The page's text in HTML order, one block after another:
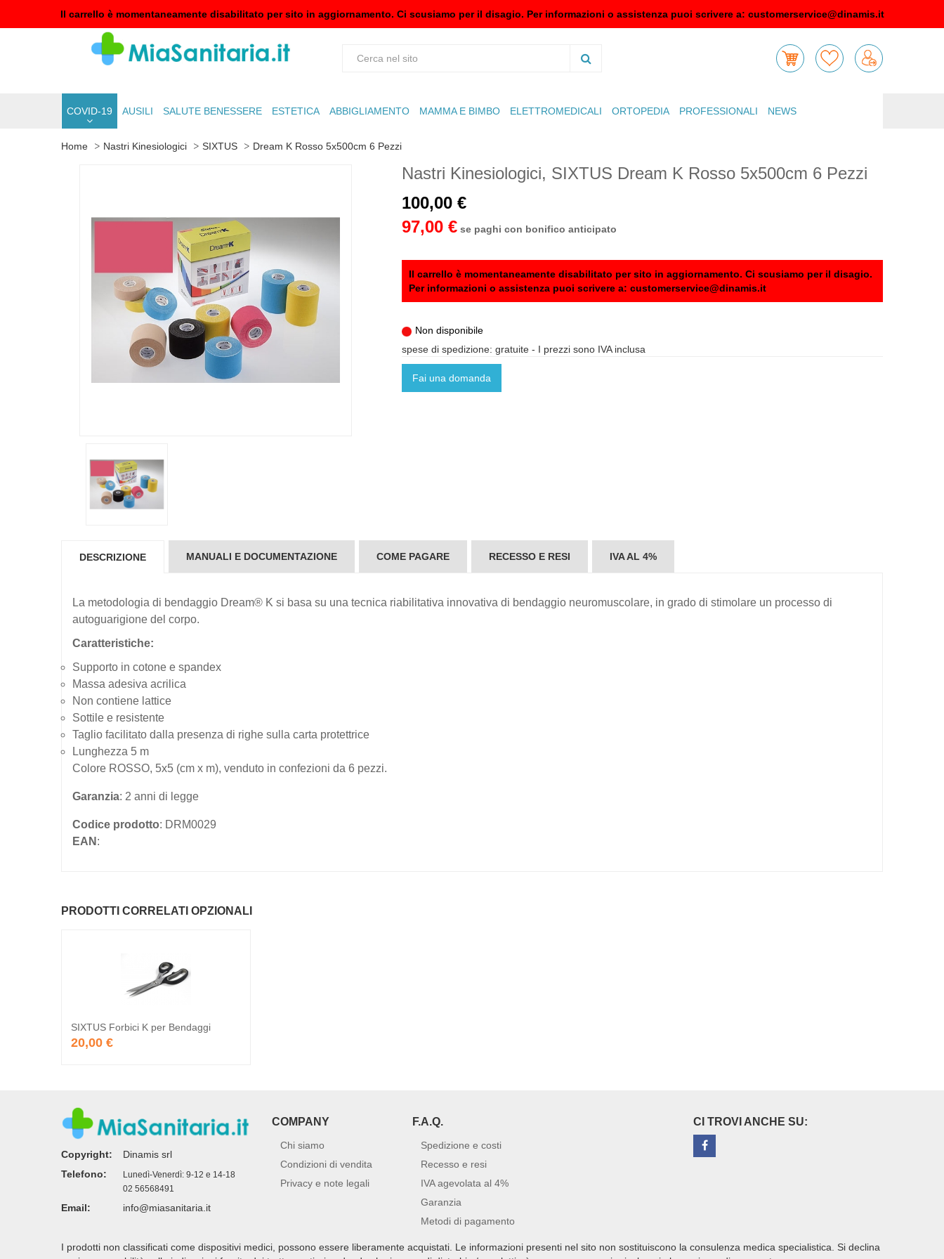
Il carrello è momentaneamente disabilitato per sito in aggiornamento. Ci scusiamo per il disagio. Per informazioni o assistenza puoi scrivere a: customerservice@dinamis.it
COVID-19 AUSILI SALUTE BENESSERE ESTETICA ABBIGLIAMENTO MAMMA E BIMBO ELETTROMEDICALI ORTOPEDIA PROFESSIONALI NEWS
Home Nastri Kinesiologici SIXTUS Dream K Rosso 5x500cm 6 Pezzi
Nastri Kinesiologici, SIXTUS Dream K Rosso 5x500cm 6 Pezzi
100,00 €
97,00 € se paghi con bonifico anticipato
Il carrello è momentaneamente disabilitato per sito in aggiornamento. Ci scusiamo per il disagio.
Per informazioni o assistenza puoi scrivere a: customerservice@dinamis.it
Non disponibile
spese di spedizione: gratuite - I prezzi sono IVA inclusa
Fai una domanda
DESCRIZIONE MANUALI E DOCUMENTAZIONE COME PAGARE RECESSO E RESI IVA AL 4%
La metodologia di bendaggio Dream® K si basa su una tecnica riabilitativa innovativa di bendaggio neuromuscolare, in grado di stimolare un processo di
autoguarigione del corpo.
Caratteristiche:
Supporto in cotone e spandex
Massa adesiva acrilica
Non contiene lattice
Sottile e resistente
Taglio facilitato dalla presenza di righe sulla carta protettrice
Lunghezza 5 m
Colore ROSSO, 5x5 (cm x m), venduto in confezioni da 6 pezzi.
Garanzia: 2 anni di legge
Codice prodotto: DRM0029
EAN :
PRODOTTI CORRELATI OPZIONALI
SIXTUS Forbici K per Bendaggi
20,00 €
Copyright:
Dinamis srl
Telefono:
Lunedì-Venerdì: 9-12 e 14-18
02 56568491
Email: info@miasanitaria.it
COMPANY
Chi siamo
Condizioni di vendita
Privacy e note legali
F.A.Q.
Spedizione e costi
Recesso e resi
IVA agevolata al 4%
Garanzia
Metodi di pagamento
CI TROVI ANCHE SU:
I prodotti non classificati come dispositivi medici, possono essere liberamente acquistati. Le informazioni presenti nel sito non sostituiscono la consulenza medica specialistica. Si declina